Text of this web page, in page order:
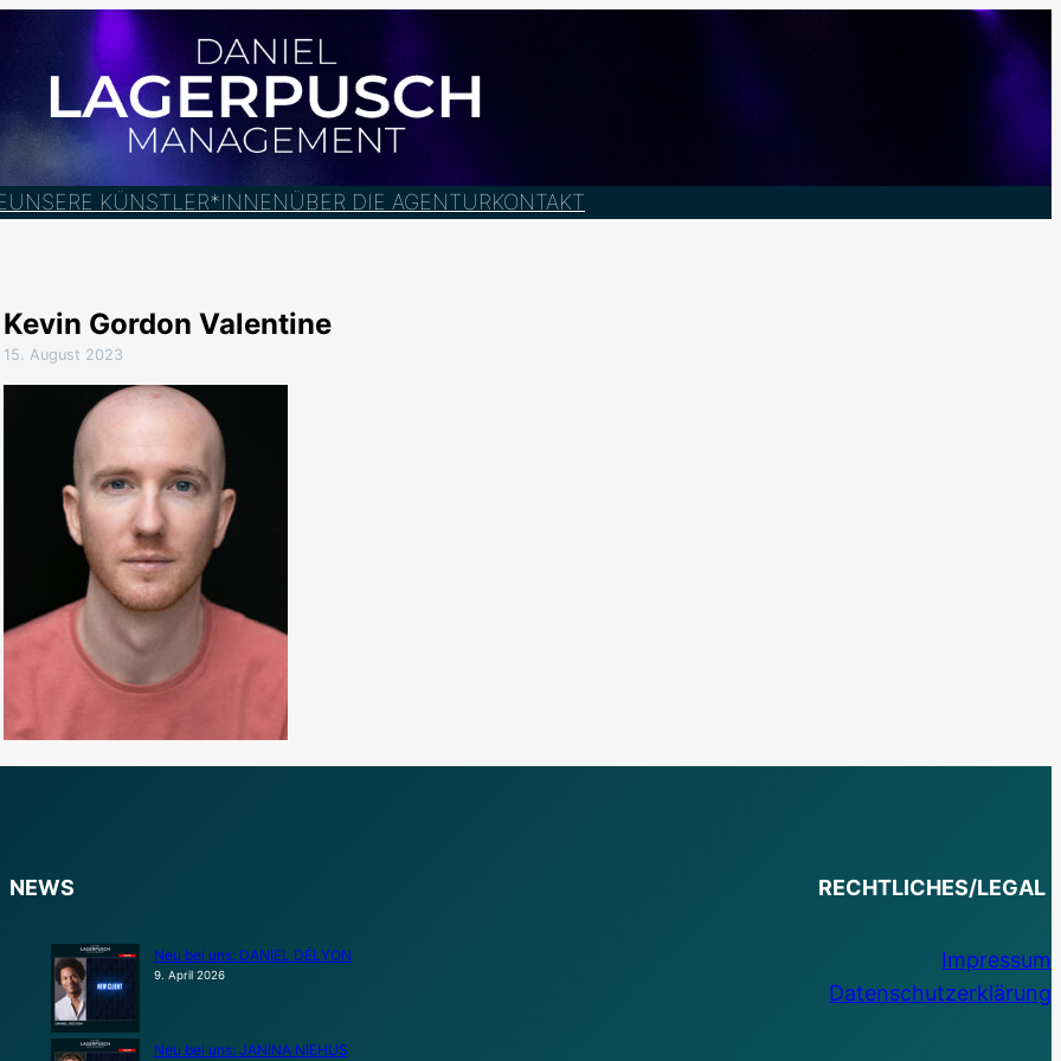
UNSERE KÜNSTLER*INNENÜBER DIE AGENTURKONTAKT
Kevin Gordon Valentine
15. August 2023
NEWS
Neu bei uns: DANIEL DÉLYON
9. April 2026
Neu bei uns: JANINA NIEHUS
RECHTLICHES/LEGAL
Impressum
Datenschutzerklärung